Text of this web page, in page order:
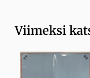
Viimeksi